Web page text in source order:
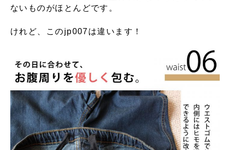
ないものがほとんどです。
けれど、このjp007は違います！